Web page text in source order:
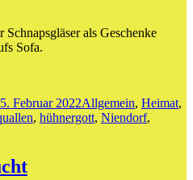
als Geschenke
Sofa.
Februar 2022Allgemein, Heimat,
, hühnergott, Niendorf,